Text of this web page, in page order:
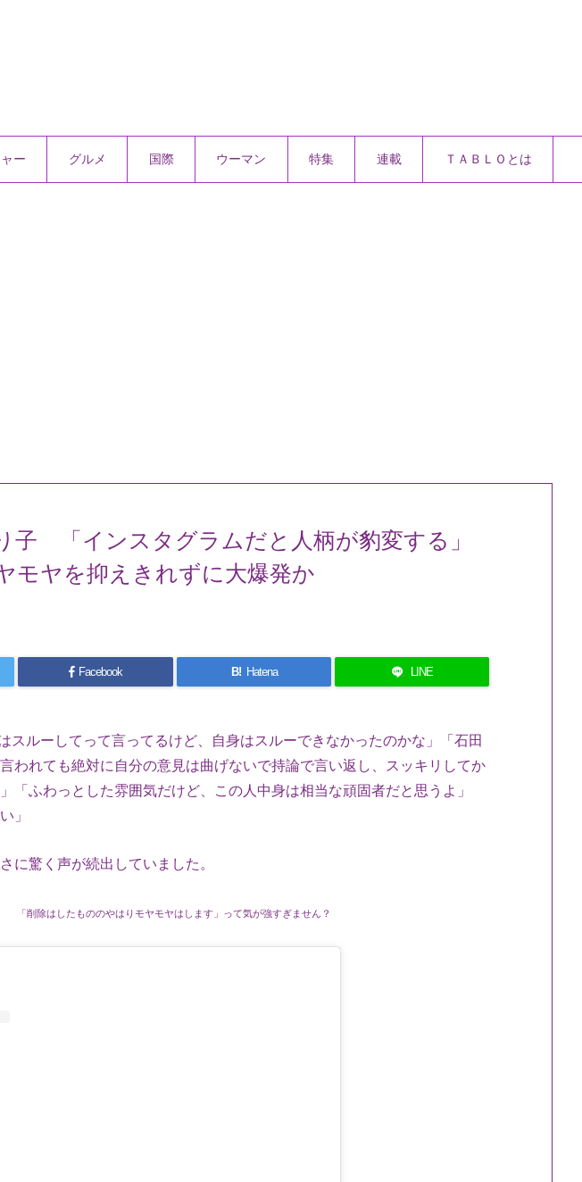
ー グルメ 国際 ウーマン 特集 連載 ＴＡＢＬＯとは
子 「インスタグラムだと人柄が豹変する」
モヤを抑えきれずに大爆発か
Facebook B! Hatena LINE
スルーしてって言ってるけど、自身はスルーできなかったのかな」「石田
われても絶対に自分の意見は曲げないで持論で言い返し、スッキリしてか
「ふわっとした雰囲気だけど、この人中身は相当な頑固者だと思うよ」
」
に驚く声が続出していました。
「削除はしたもののやはりモヤモヤはします」って気が強すぎません？